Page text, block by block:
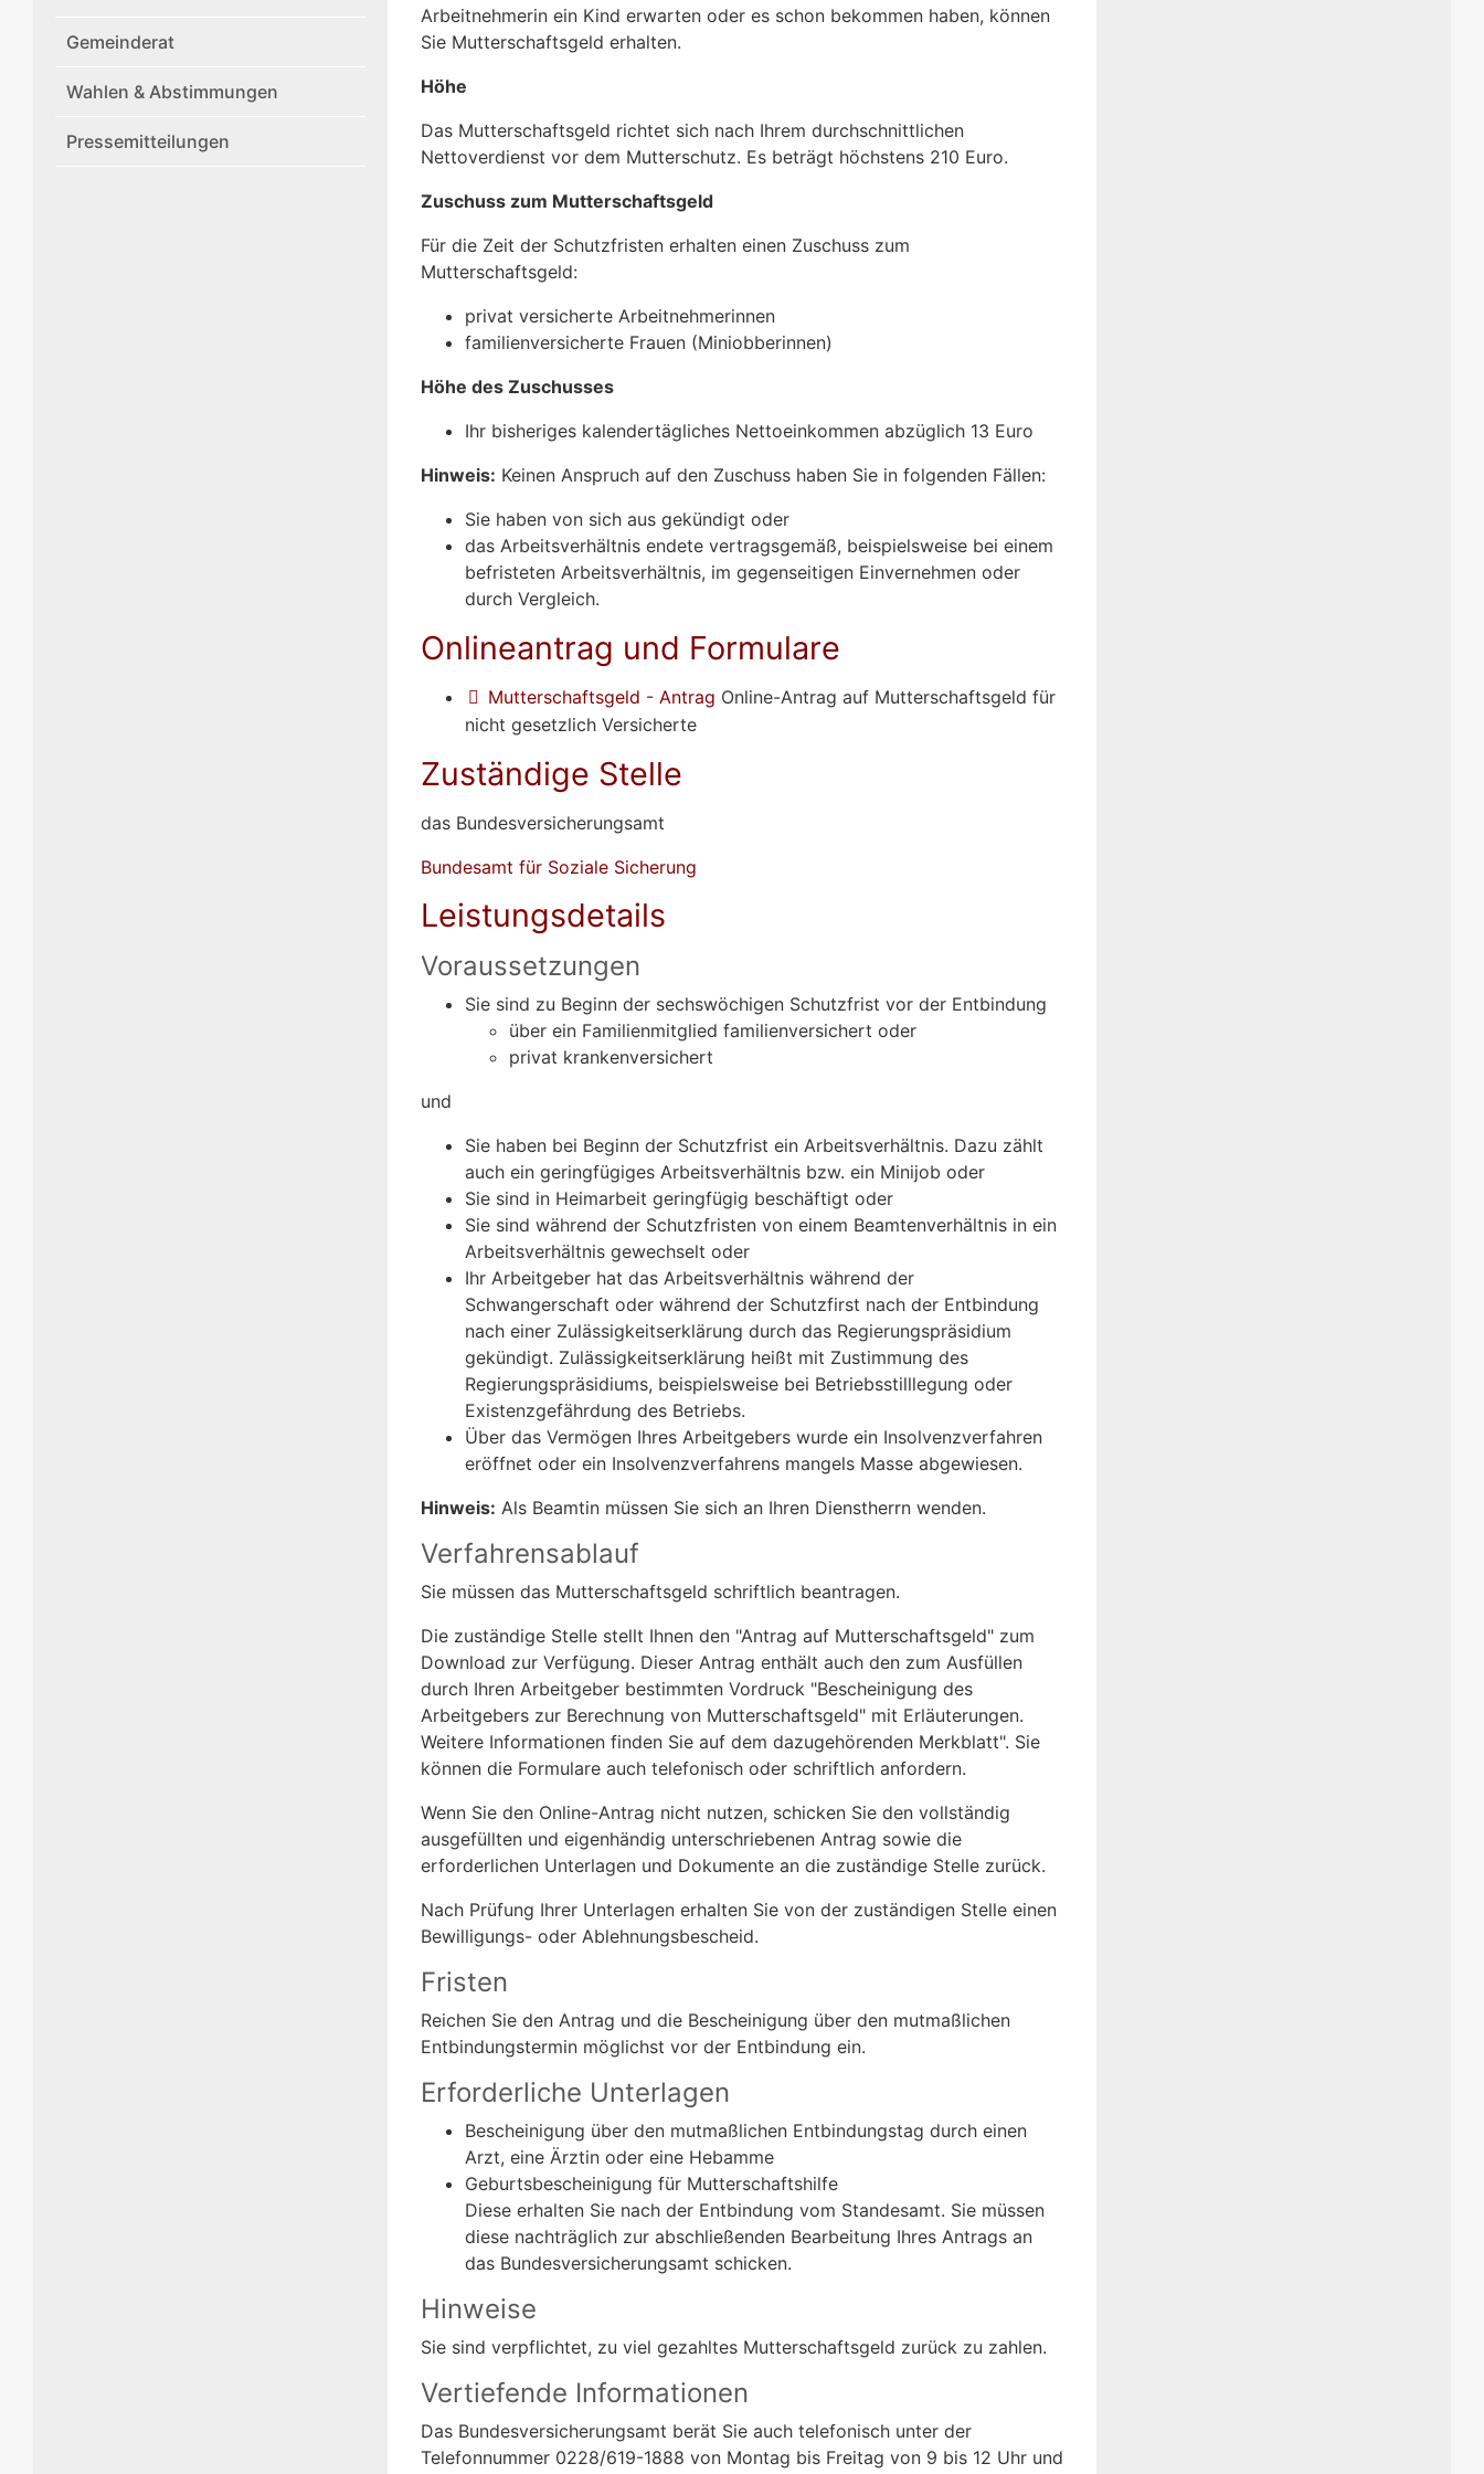
Gemeinderat
Wahlen & Abstimmungen
Pressemitteilungen
Arbeitnehmerin ein Kind erwarten oder es schon bekommen haben, können
Sie Mutterschaftsgeld erhalten.
Höhe
Das Mutterschaftsgeld richtet sich nach Ihrem durchschnittlichen
Nettoverdienst vor dem Mutterschutz. Es beträgt höchstens 210 Euro.
Zuschuss zum Mutterschaftsgeld
Für die Zeit der Schutzfristen erhalten einen Zuschuss zum
Mutterschaftsgeld:
privat versicherte Arbeitnehmerinnen
familienversicherte Frauen (Miniobberinnen)
Höhe des Zuschusses
Ihr bisheriges kalendertägliches Nettoeinkommen abzüglich 13 Euro
Hinweis: Keinen Anspruch auf den Zuschuss haben Sie in folgenden Fällen:
Sie haben von sich aus gekündigt oder
das Arbeitsverhältnis endete vertragsgemäß, beispielsweise bei einem
befristeten Arbeitsverhältnis, im gegenseitigen Einvernehmen oder
durch Vergleich.
Onlineantrag und Formulare
Mutterschaftsgeld - Antrag Online-Antrag auf Mutterschaftsgeld für
nicht gesetzlich Versicherte
Zuständige Stelle
das Bundesversicherungsamt
Bundesamt für Soziale Sicherung
Leistungsdetails
Voraussetzungen
Sie sind zu Beginn der sechswöchigen Schutzfrist vor der Entbindung
über ein Familienmitglied familienversichert oder
privat krankenversichert
und
Sie haben bei Beginn der Schutzfrist ein Arbeitsverhältnis. Dazu zählt
auch ein geringfügiges Arbeitsverhältnis bzw. ein Minijob oder
Sie sind in Heimarbeit geringfügig beschäftigt oder
Sie sind während der Schutzfristen von einem Beamtenverhältnis in ein
Arbeitsverhältnis gewechselt oder
Ihr Arbeitgeber hat das Arbeitsverhältnis während der
Schwangerschaft oder während der Schutzfirst nach der Entbindung
nach einer Zulässigkeitserklärung durch das Regierungspräsidium
gekündigt. Zulässigkeitserklärung heißt mit Zustimmung des
Regierungspräsidiums, beispielsweise bei Betriebsstilllegung oder
Existenzgefährdung des Betriebs.
Über das Vermögen Ihres Arbeitgebers wurde ein Insolvenzverfahren
eröffnet oder ein Insolvenzverfahrens mangels Masse abgewiesen.
Hinweis: Als Beamtin müssen Sie sich an Ihren Dienstherrn wenden.
Verfahrensablauf
Sie müssen das Mutterschaftsgeld schriftlich beantragen.
Die zuständige Stelle stellt Ihnen den "Antrag auf Mutterschaftsgeld" zum
Download zur Verfügung. Dieser Antrag enthält auch den zum Ausfüllen
durch Ihren Arbeitgeber bestimmten Vordruck "Bescheinigung des
Arbeitgebers zur Berechnung von Mutterschaftsgeld" mit Erläuterungen.
Weitere Informationen finden Sie auf dem dazugehörenden Merkblatt". Sie
können die Formulare auch telefonisch oder schriftlich anfordern.
Wenn Sie den Online-Antrag nicht nutzen, schicken Sie den vollständig
ausgefüllten und eigenhändig unterschriebenen Antrag sowie die
erforderlichen Unterlagen und Dokumente an die zuständige Stelle zurück.
Nach Prüfung Ihrer Unterlagen erhalten Sie von der zuständigen Stelle einen
Bewilligungs- oder Ablehnungsbescheid.
Fristen
Reichen Sie den Antrag und die Bescheinigung über den mutmaßlichen
Entbindungstermin möglichst vor der Entbindung ein.
Erforderliche Unterlagen
Bescheinigung über den mutmaßlichen Entbindungstag durch einen
Arzt, eine Ärztin oder eine Hebamme
Geburtsbescheinigung für Mutterschaftshilfe
Diese erhalten Sie nach der Entbindung vom Standesamt. Sie müssen
diese nachträglich zur abschließenden Bearbeitung Ihres Antrags an
das Bundesversicherungsamt schicken.
Hinweise
Sie sind verpflichtet, zu viel gezahltes Mutterschaftsgeld zurück zu zahlen.
Vertiefende Informationen
Das Bundesversicherungsamt berät Sie auch telefonisch unter der
Telefonnummer 0228/619-1888 von Montag bis Freitag von 9 bis 12 Uhr und